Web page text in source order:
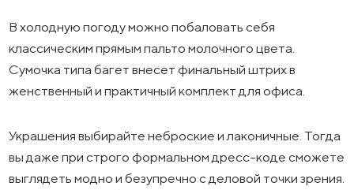
В холодную погоду можно побаловать себя
классическим прямым пальто молочного цвета.
Сумочка типа багет внесет финальный штрих в
женственный и практичный комплект для офиса.
Украшения выбирайте неброские и лаконичные. Тогда
вы даже при строго формальном дресс-коде сможете
выглядеть модно и безупречно с деловой точки зрения.